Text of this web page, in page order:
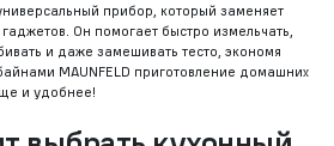
прибор, который заменяет
Он помогает быстро измельчать,
и даже замешивать тесто, экономя
MAUNFELD приготовление домашних
и удобнее!